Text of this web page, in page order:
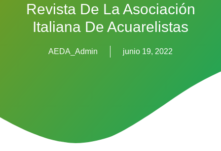
Revista De La Asociación
Italiana De Acuarelistas
AEDA_Admin junio 19, 2022